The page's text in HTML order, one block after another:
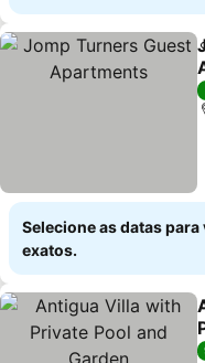
Selecione as datas
exatos.